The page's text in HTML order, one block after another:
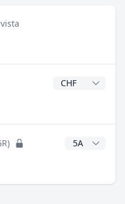
Divisa del
Años CAGR